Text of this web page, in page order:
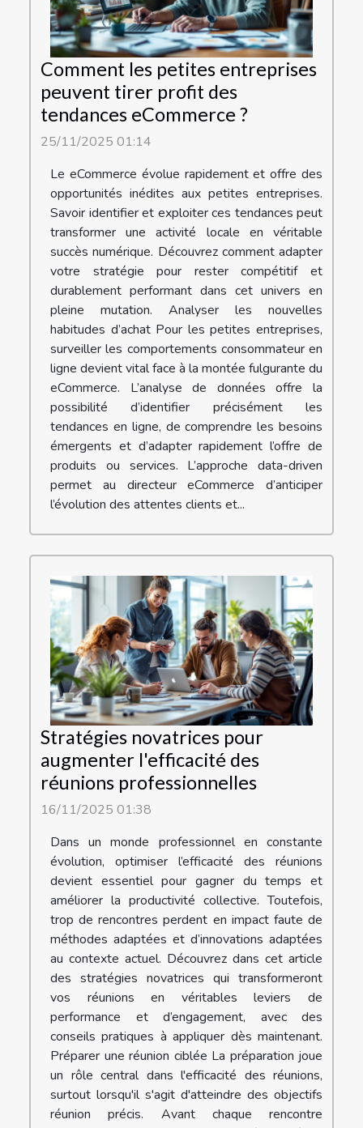
Comment les petites entreprises
peuvent tirer profit des
tendances eCommerce ?
25/11/2025 01:14
Le eCommerce évolue rapidement et offre des
opportunités inédites aux petites entreprises.
Savoir identifier et exploiter ces tendances peut
transformer une activité locale en véritable
succès numérique. Découvrez comment adapter
votre stratégie pour rester compétitif et
durablement performant dans cet univers en
pleine mutation. Analyser les nouvelles
habitudes d’achat Pour les petites entreprises,
surveiller les comportements consommateur en
ligne devient vital face à la montée fulgurante du
eCommerce. L’analyse de données offre la
possibilité d’identifier précisément les
tendances en ligne, de comprendre les besoins
émergents et d’adapter rapidement l’offre de
produits ou services. L’approche data-driven
permet au directeur eCommerce d’anticiper
l’évolution des attentes clients et...
Stratégies novatrices pour
augmenter l'efficacité des
réunions professionnelles
16/11/2025 01:38
Dans un monde professionnel en constante
évolution, optimiser l’efficacité des réunions
devient essentiel pour gagner du temps et
améliorer la productivité collective. Toutefois,
trop de rencontres perdent en impact faute de
méthodes adaptées et d’innovations adaptées
au contexte actuel. Découvrez dans cet article
des stratégies novatrices qui transformeront
vos réunions en véritables leviers de
performance et d’engagement, avec des
conseils pratiques à appliquer dès maintenant.
Préparer une réunion ciblée La préparation joue
un rôle central dans l'efficacité des réunions,
surtout lorsqu'il s'agit d'atteindre des objectifs
réunion précis. Avant chaque rencontre